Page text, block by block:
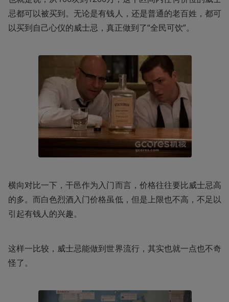
忌都可以被买到。无论是有钱人，还是普通的老百姓，都可
以买到自己心仪的威士忌，真正做到了“全民可饮”。
横向对比一下，干邑作为入门而言，价格往往要比威士忌高
的多。而白色烈酒入门价格虽低，但是上限也不高，不足以
引起有钱人的兴趣。
这样一比较，威士忌能做到世界流行，其实也就一点也不奇
怪了。